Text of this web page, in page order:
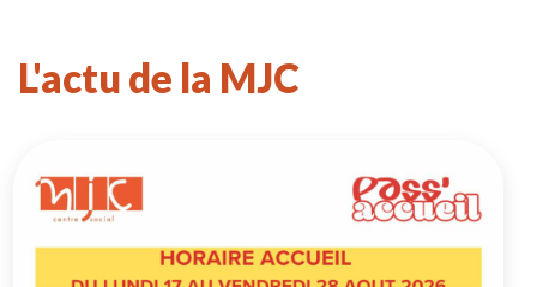
L'actu de la MJC